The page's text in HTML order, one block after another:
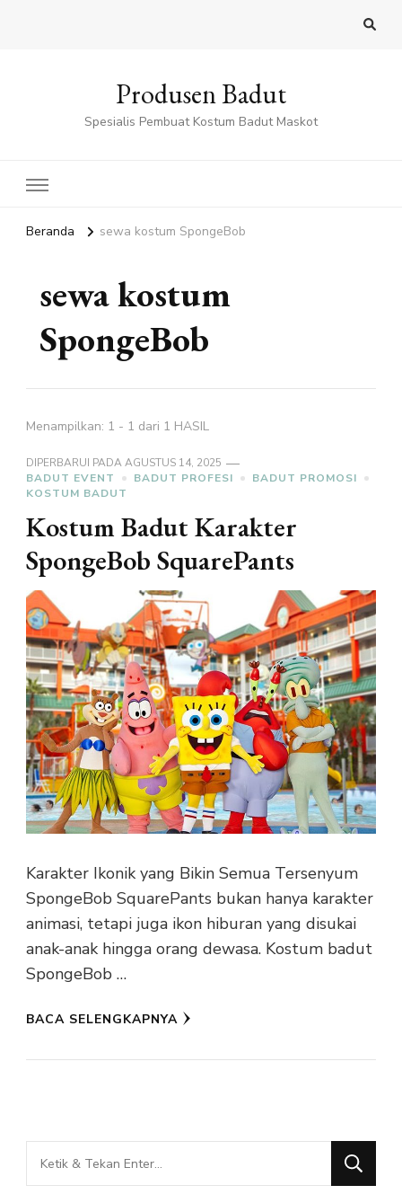
Produsen Badut
Spesialis Pembuat Kostum Badut Maskot
Beranda sewa kostum SpongeBob
sewa kostum
SpongeBob
Menampilkan: 1 - 1 dari 1 HASIL
DIPERBARUI PADAAGUSTUS 14, 2025
BADUT EVENT
BADUT PROFESI
BADUT PROMOSI
KOSTUM BADUT
Kostum Badut Karakter
SpongeBob SquarePants
Karakter Ikonik yang Bikin Semua Tersenyum
SpongeBob SquarePants bukan hanya karakter
animasi, tetapi juga ikon hiburan yang disukai
anak-anak hingga orang dewasa. Kostum badut
SpongeBob …
BACA SELENGKAPNYA
Mencari
Sesuatu?